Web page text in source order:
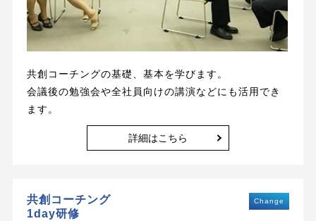
共創コーチングの基礎、基本を学びます。
会議後の勉強会や全社員向けの講演などにも活用でき
ます。
詳細はこちら
Change
共創コーチング
1day研修